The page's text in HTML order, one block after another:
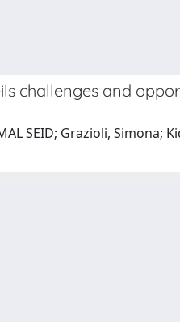
challenges and
SEID; Grazioli, Simona;